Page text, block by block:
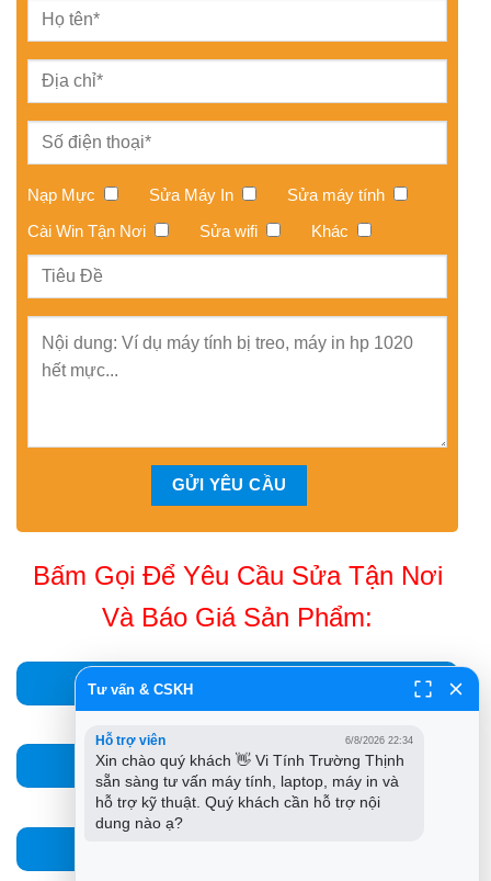
Nạp Mực Sửa Máy In
Sửa máy tính
Cài Win Tận Nơi
Sửa wifi Khác
Bấm Gọi Để Yêu Cầu Sửa Tận Nơi
Và Báo Giá Sản Phẩm:
028 7300 3894
0932.015.486
Tư vấn & CSKH
Hỗ trợ viên 6/8/2026 22:34
Xin chào quý khách 👋 Vi Tính Trường Thịnh
sẵn sàng tư vấn máy tính, laptop, máy in và
hỗ trợ kỹ thuật. Quý khách cần hỗ trợ nội
dung nào ạ?